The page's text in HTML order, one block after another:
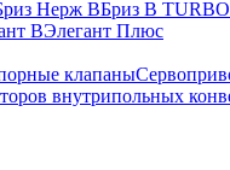
Нерж ВБриз В TURBO
ВЭлегант Плюс
клапаны
внутрипольных